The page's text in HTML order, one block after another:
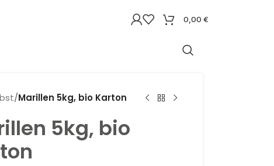
0,00 €
/Marillen 5kg, bio Karton
5kg, bio